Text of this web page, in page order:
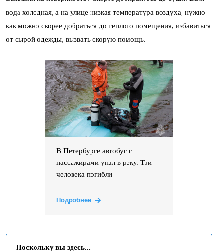
вода холодная, а на улице низкая температура воздуха, нужно
как можно скорее добраться до теплого помещения, избавиться
от сырой одежды, вызвать скорую помощь.
В Петербурге автобус с
пассажирами упал в реку. Три
человека погибли
Подробнее
Поскольку вы здесь...